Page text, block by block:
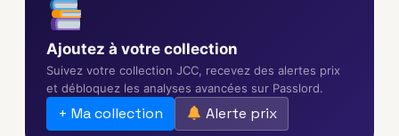
Ajoutez à votre collection
Suivez votre collection JCC, recevez des alertes prix
et débloquez les analyses avancées sur Passlord.
+ Ma collection Alerte prix